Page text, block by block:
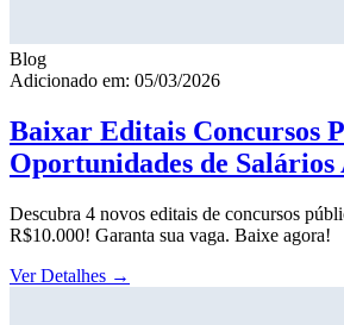
Blog
Adicionado em: 05/03/2026
Baixar Editais Concursos
Oportunidades de Salários
Descubra 4 novos editais de concursos
R$10.000! Garanta sua vaga. Baixe agora!
Ver Detalhes →